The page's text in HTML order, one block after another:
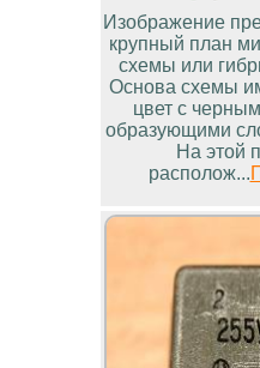
Изображение
крупный план
схемы или
Основа схемы
цвет с
образующими
На этой
располож...